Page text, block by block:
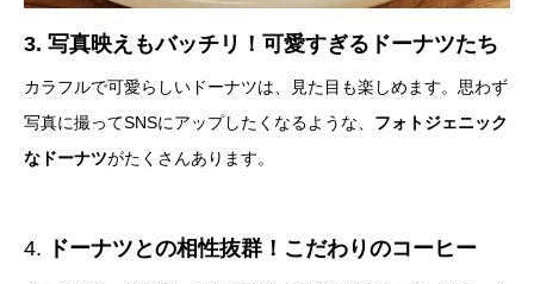
3. 写真映えもバッチリ！可愛すぎるドーナツたち
カラフルで可愛らしいドーナツは、見た目も楽しめます。思わず
写真に撮ってSNSにアップしたくなるような、 フォトジェニック
なドーナツがたくさんあります。
4. ドーナツとの相性抜群！こだわりのコーヒー